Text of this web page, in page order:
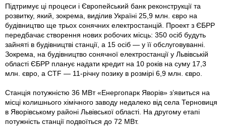
Підтримує ці процеси і Європейський банк реконструкції та
розвитку, який, зокрема, виділив Україні 25,9 млн. євро на
будівництво ще трьох сонячних електростанцій. Проект з ЄБРР
передбачає створення нових робочих місць: 350 осіб будуть
зайняті в будівництві станції, а 15 осіб — у її обслуговуванні.
Зокрема, на будівництво сонячної електростанції у Львівській
області ЄБРР планує надати кредит на 10 років на суму 17,3
млн. євро, а CTF — 11-річну позику в розмірі 6,9 млн. євро.
Станція потужністю 36 МВт «Енергопарк Яворів» з’явиться на
місці колишнього хімічного заводу недалеко від села Терновиця
в Яворівському районі Львівської області. На другому етапі
потужність станції подвоїться до 72 МВт.